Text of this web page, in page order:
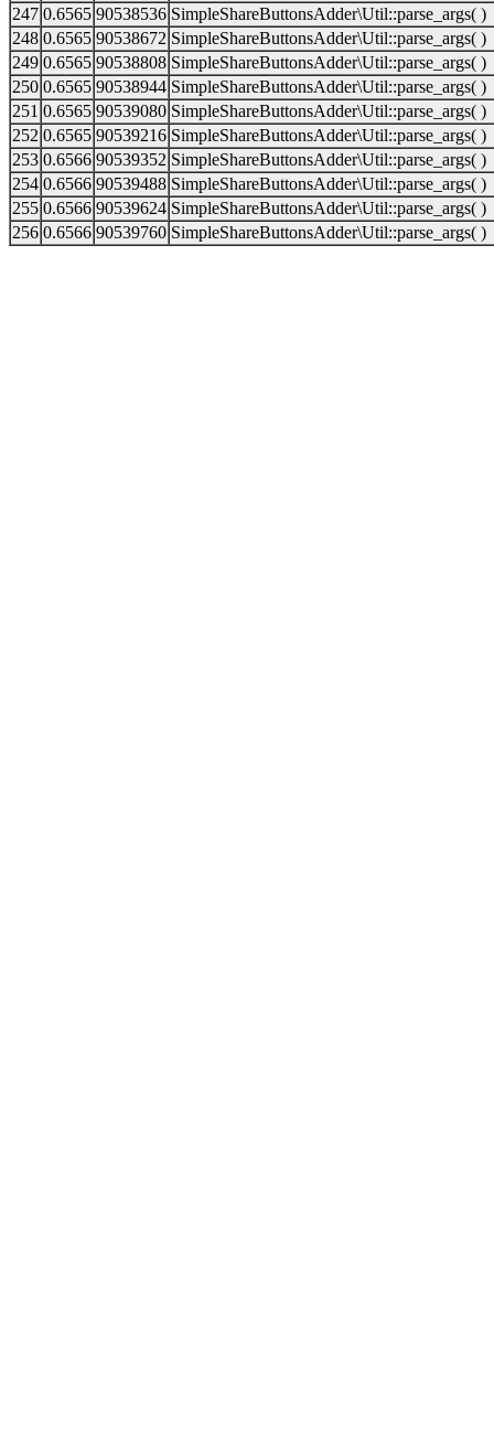
247 0.6565 90538536 SimpleShareButtonsAdder\Util::parse_args( )
248 0.6565 90538672 SimpleShareButtonsAdder\Util::parse_args( )
249 0.6565 90538808 SimpleShareButtonsAdder\Util::parse_args( )
250 0.6565 90538944 SimpleShareButtonsAdder\Util::parse_args( )
251 0.6565 90539080 SimpleShareButtonsAdder\Util::parse_args( )
252 0.6565 90539216 SimpleShareButtonsAdder\Util::parse_args( )
253 0.6566 90539352 SimpleShareButtonsAdder\Util::parse_args( )
254 0.6566 90539488 SimpleShareButtonsAdder\Util::parse_args( )
255 0.6566 90539624 SimpleShareButtonsAdder\Util::parse_args( )
256 0.6566 90539760 SimpleShareButtonsAdder\Util::parse_args( )